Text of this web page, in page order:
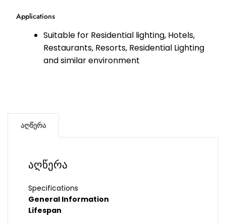
Applications
Suitable for Residential lighting, Hotels,
Restaurants, Resorts, Residential Lighting
and similar environment
აღწერა
აღწერა
Specifications
General Information
Lifespan